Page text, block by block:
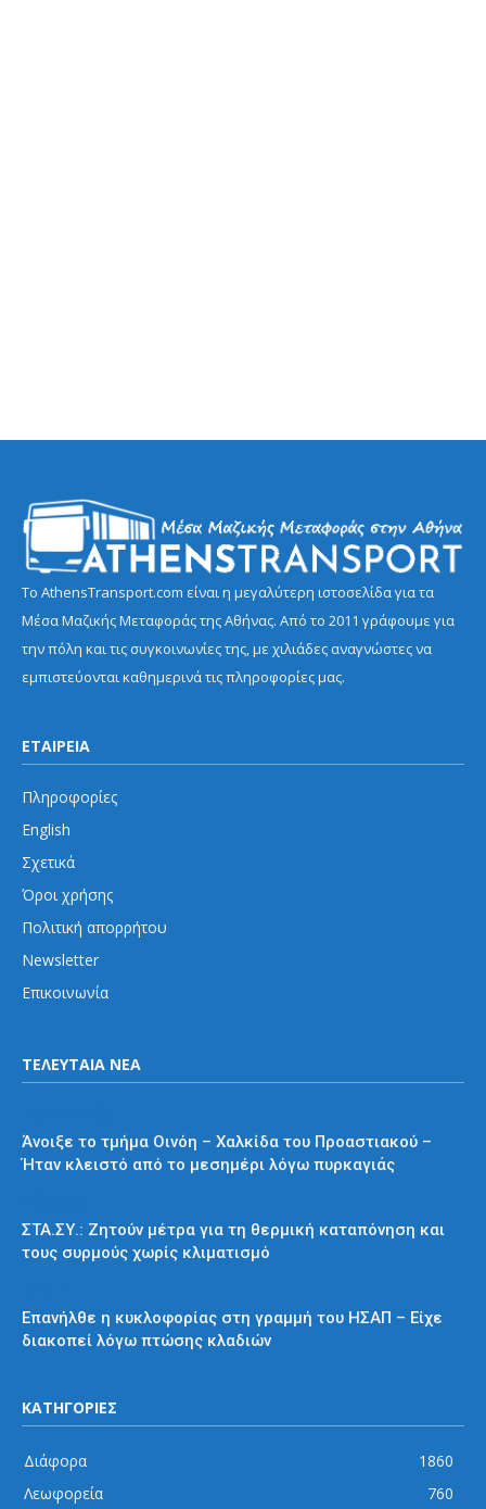
Το AthensTransport.com είναι η μεγαλύτερη ιστοσελίδα για τα
Μέσα Μαζικής Μεταφοράς της Αθήνας. Από το 2011 γράφουμε για
την πόλη και τις συγκοινωνίες της, με χιλιάδες αναγνώστες να
εμπιστεύονται καθημερινά τις πληροφορίες μας.
ΕΤΑΙΡΕΙΑ
Πληροφορίες
English
Σχετικά
Όροι χρήσης
Πολιτική απορρήτου
Newsletter
Επικοινωνία
ΤΕΛΕΥΤΑΙΑ ΝΕΑ
Άνοιξε το τμήμα Οινόη – Χαλκίδα του Προαστιακού –
Ήταν κλειστό από το μεσημέρι λόγω πυρκαγιάς
ΣΤΑ.ΣΥ.: Ζητούν μέτρα για τη θερμική καταπόνηση και
τους συρμούς χωρίς κλιματισμό
Επανήλθε η κυκλοφορίας στη γραμμή του ΗΣΑΠ – Είχε
διακοπεί λόγω πτώσης κλαδιών
ΚΑΤΗΓΟΡΙΕΣ
Διάφορα
1860
Λεωφορεία
760